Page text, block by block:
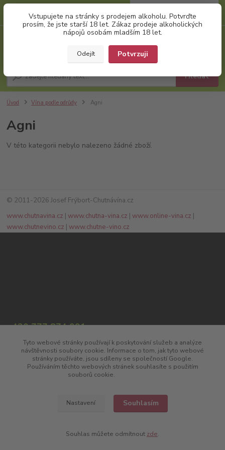
Vstupujete na stránky s prodejem alkoholu. Potvrďte
prosím, že jste starší 18 let. Zákaz prodeje alkoholických
nápojů osobám mladším 18 let.
Odejít Potvrzuji
Hledat
(Po-Pá, 8:00-17:00)
za0,00 Kč
Úvod Vína podle odrůdy Agni
Agni
V této kategorii nebylo nalezeno žádné zboží.
© 2011-2026 Josef Frýbort-Chutnávína.cz
www.chutnavina.cz |www.chutna-vina.cz |www.online-vina.cz |
www.chutnevino.cz |www.chutne-vino.cz
+420 777 874 991
info@chutnavina.cz
Upravit sběr cookies.
Tyto webové stránky používají k poskytování služeb a analýze
návštěvnosti soubory cookie. Informace o tom, jak tyto webové
stránky používáte, jsou sdíleny se společností Google.
Používáním těchto webových stránek souhlasíte s použitím
souborů cookie.
Nastavení Souhlasím
Souhlas můžete odmítnout zde.